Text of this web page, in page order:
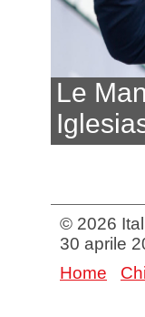
Le
© 2026
30 aprile
Home